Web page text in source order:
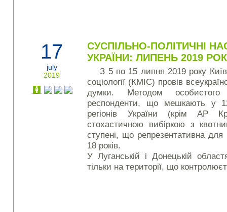
17
july
2019
СУСПІЛЬНО-ПОЛІТИЧНІ
УКРАЇНИ: ЛИПЕНЬ 2019
З 5 по 15 липня 2019 року
соціології (КМІС) провів
думки. Методом
респонденти, що мешкають у
регіонів України (крім АР
стохастичною вибіркою з
ступені, що репрезентативна для
18 років.
У Луганській і Донецькій
тільки на території, що